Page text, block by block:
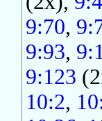
9:70,
9:93,
9:123
10:2,